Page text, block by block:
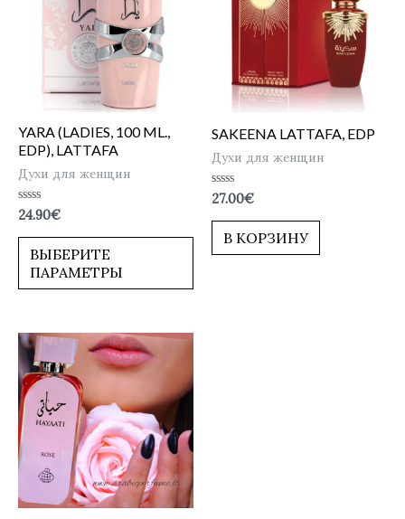
YARA (LADIES, 100 ML.,
EDP), LATTAFA
Духи для женщин
Оценка
из
24.90€
ВЫБЕРИТЕ
ПАРАМЕТРЫ
SAKEENA LATTAFA, EDP
Духи для женщин
Оценка
из
27.00€
В КОРЗИНУ